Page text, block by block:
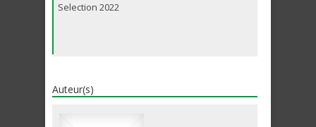
Selection 2022
Auteur(s)